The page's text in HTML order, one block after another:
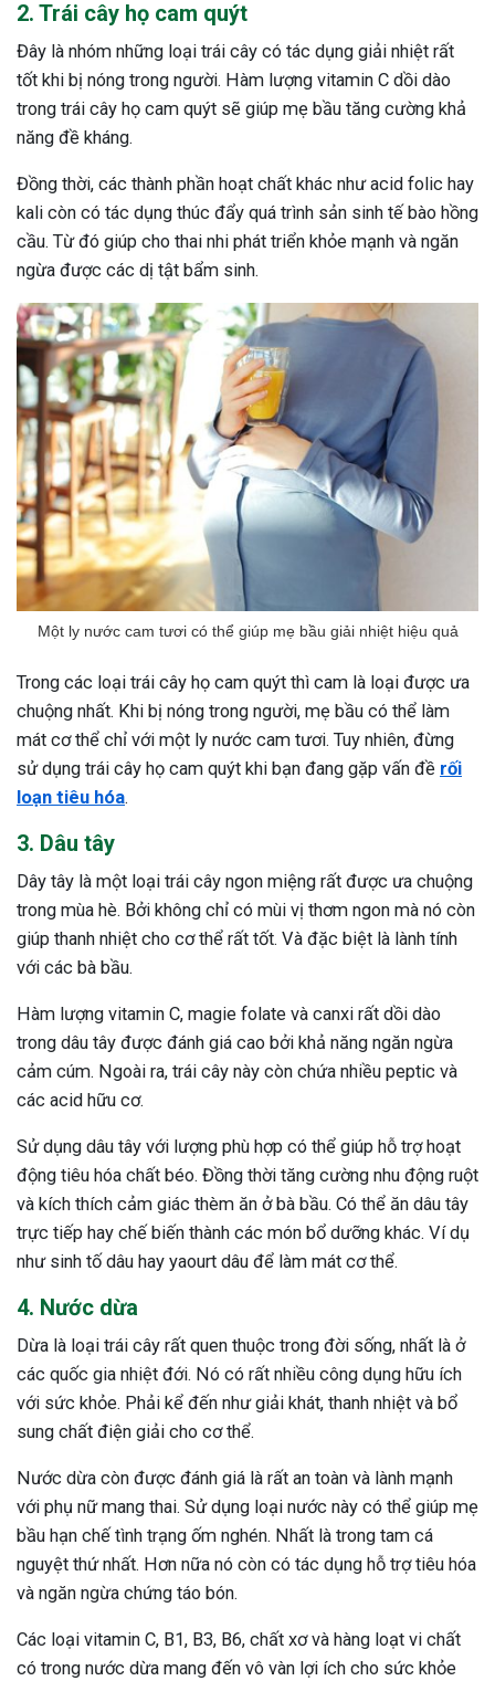
2. Trái cây họ cam quýt
Đây là nhóm những loại trái cây có tác dụng giải nhiệt rất
tốt khi bị nóng trong người. Hàm lượng vitamin C dồi dào
trong trái cây họ cam quýt sẽ giúp mẹ bầu tăng cường khả
năng đề kháng.
Đồng thời, các thành phần hoạt chất khác như acid folic hay
kali còn có tác dụng thúc đẩy quá trình sản sinh tế bào hồng
cầu. Từ đó giúp cho thai nhi phát triển khỏe mạnh và ngăn
ngừa được các dị tật bẩm sinh.
Một ly nước cam tươi có thể giúp mẹ bầu giải nhiệt hiệu quả
Trong các loại trái cây họ cam quýt thì cam là loại được ưa
chuộng nhất. Khi bị nóng trong người, mẹ bầu có thể làm
mát cơ thể chỉ với một ly nước cam tươi. Tuy nhiên, đừng
sử dụng trái cây họ cam quýt khi bạn đang gặp vấn đề rối
loạn tiêu hóa.
3. Dâu tây
Dây tây là một loại trái cây ngon miệng rất được ưa chuộng
trong mùa hè. Bởi không chỉ có mùi vị thơm ngon mà nó còn
giúp thanh nhiệt cho cơ thể rất tốt. Và đặc biệt là lành tính
với các bà bầu.
Hàm lượng vitamin C, magie folate và canxi rất dồi dào
trong dâu tây được đánh giá cao bởi khả năng ngăn ngừa
cảm cúm. Ngoài ra, trái cây này còn chứa nhiều peptic và
các acid hữu cơ.
Sử dụng dâu tây với lượng phù hợp có thể giúp hỗ trợ hoạt
động tiêu hóa chất béo. Đồng thời tăng cường nhu động ruột
và kích thích cảm giác thèm ăn ở bà bầu. Có thể ăn dâu tây
trực tiếp hay chế biến thành các món bổ dưỡng khác. Ví dụ
như sinh tố dâu hay yaourt dâu để làm mát cơ thể.
4. Nước dừa
Dừa là loại trái cây rất quen thuộc trong đời sống, nhất là ở
các quốc gia nhiệt đới. Nó có rất nhiều công dụng hữu ích
với sức khỏe. Phải kể đến như giải khát, thanh nhiệt và bổ
sung chất điện giải cho cơ thể.
Nước dừa còn được đánh giá là rất an toàn và lành mạnh
với phụ nữ mang thai. Sử dụng loại nước này có thể giúp mẹ
bầu hạn chế tình trạng ốm nghén. Nhất là trong tam cá
nguyệt thứ nhất. Hơn nữa nó còn có tác dụng hỗ trợ tiêu hóa
và ngăn ngừa chứng táo bón.
Các loại vitamin C, B1, B3, B6, chất xơ và hàng loạt vi chất
có trong nước dừa mang đến vô vàn lợi ích cho sức khỏe